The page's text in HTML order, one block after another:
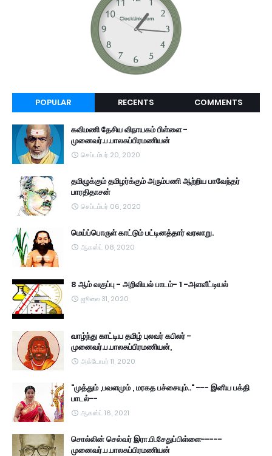
POPULAR RECENTS COMMENTS
கவிமணி தேசிய விநாயகம் பிள்ளை -
முனைவர்.ப.பாலசுப்பிரமணியன்
செப்டம்பர் 20, 2020
தமிழுக்கும் தமிழர்க்கும் அரும்பணி ஆற்றிய பாவேந்தர்
பாரதிதாசன்
செப்டம்பர் 06, 2020
மெய்ப்பொருள் காட்டும் பட்டினத்தார் வரலாறு.
ஆகஸ்ட் 08, 2020
8 ஆம் வகுப்பு - அறிவியல் பாடம்- 1 -அளவீட்டியல்
ஜூலை 31, 2020
வாழ்ந்து காட்டிய தமிழ் புலவர் கபிலர் -
முனைவர்.ப.பாலசுப்பிரமணியன்,
அக்டோபர் 11, 2020
"முத்தும் ,பவளமும் , மரகத பச்சையும்.." --- இனிய பக்தி
பாடல்--
ஆகஸ்ட் 16, 2021
சொல்லின் செல்வர் இரா.பி.சேதுப்பிள்ளை-----
முனைவர்.ப.பாலசுப்பிரமணியன்